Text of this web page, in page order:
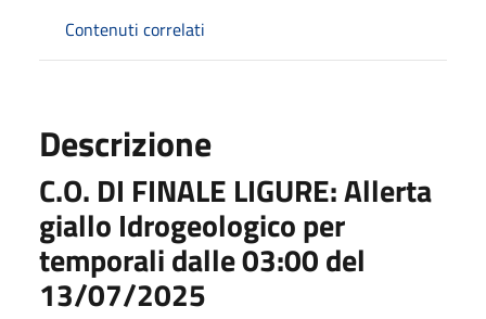
Contenuti correlati
Descrizione
C.O. DI FINALE LIGURE: Allerta
giallo Idrogeologico per
temporali dalle 03:00 del
13/07/2025